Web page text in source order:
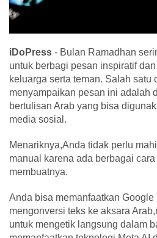
iDoPress - Bulan Ramadhan
untuk berbagi pesan inspiratif
keluarga serta teman. Salah satu
menyampaikan pesan ini adalah
bertulisan Arab yang bisa
media sosial.
Menariknya,Anda tidak perlu
manual karena ada berbagai
membuatnya.
Anda bisa memanfaatkan Google
mengonversi teks ke aksara
untuk mengetik langsung dalam